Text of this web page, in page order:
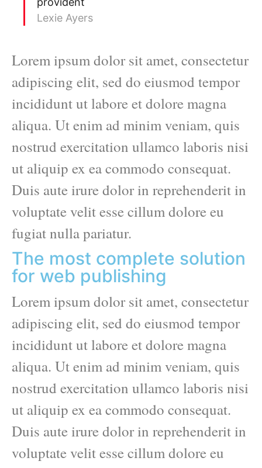
Lexie Ayers
Lorem ipsum dolor sit amet, consectetur
adipiscing elit, sed do eiusmod tempor
incididunt ut labore et dolore magna
aliqua. Ut enim ad minim veniam, quis
nostrud exercitation ullamco laboris nisi
ut aliquip ex ea commodo consequat.
Duis aute irure dolor in reprehenderit in
voluptate velit esse cillum dolore eu
fugiat nulla pariatur.
The most complete solution
for web publishing
Lorem ipsum dolor sit amet, consectetur
adipiscing elit, sed do eiusmod tempor
incididunt ut labore et dolore magna
aliqua. Ut enim ad minim veniam, quis
nostrud exercitation ullamco laboris nisi
ut aliquip ex ea commodo consequat.
Duis aute irure dolor in reprehenderit in
voluptate velit esse cillum dolore eu